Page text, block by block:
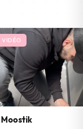
VIDÉO
Moostik